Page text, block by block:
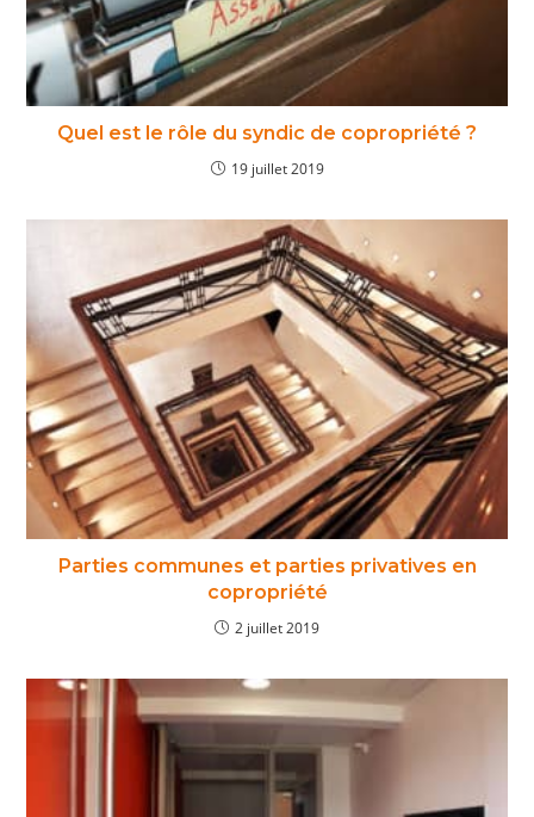
Quel est le rôle du syndic de copropriété ?
19 juillet 2019
Parties communes et parties privatives en
copropriété
2 juillet 2019